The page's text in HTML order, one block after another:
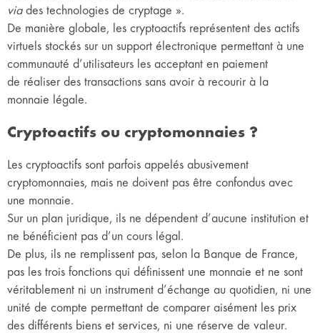
viades technologies de cryptage ».
De manière globale, les cryptoactifs représentent des actifs
virtuels stockés sur un support électronique permettant à une
communauté d’utilisateurs les acceptant en paiement
de réaliser des transactions sans avoir à recourir à la
monnaie légale.
Cryptoactifs ou cryptomonnaies ?
Les cryptoactifs sont parfois appelés abusivement
cryptomonnaies, mais ne doivent pas être confondus avec
une monnaie.
Sur un plan juridique, ils ne dépendent d’aucune institution et
ne bénéficient pas d’un cours légal.
De plus, ils ne remplissent pas, selon la Banque de France,
pas les trois fonctions qui définissent une monnaie et ne sont
véritablement ni un instrument d’échange au quotidien, ni une
unité de compte permettant de comparer aisément les prix
des différents biens et services, ni une réserve de valeur.